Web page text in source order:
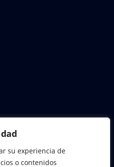
su experiencia de
o contenidos